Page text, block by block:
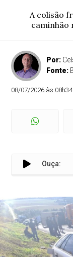
A colisão
caminhão
Por:
Fonte:
08/07/2026 às 08h34
Ouça: